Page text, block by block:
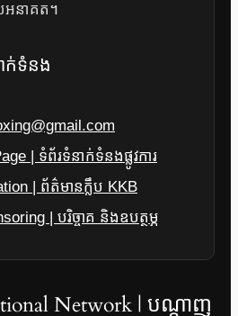
អនាគត។
ក់ទំនង
| ទំព័រទំនាក់ទំនងផ្លូវការ
| ព័ត៌មានក្លឹប KKB
| បរិច្ចាគ និងឧបត្ថម្ភ
Network | បណ្តាញ